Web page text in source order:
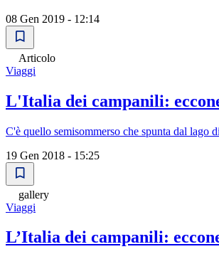
08 Gen 2019 - 12:14
Articolo
Viaggi
L'Italia dei campanili:
C'è quello semisommerso che spunta dal lago
19 Gen 2018 - 15:25
gallery
Viaggi
L’Italia dei campanili: